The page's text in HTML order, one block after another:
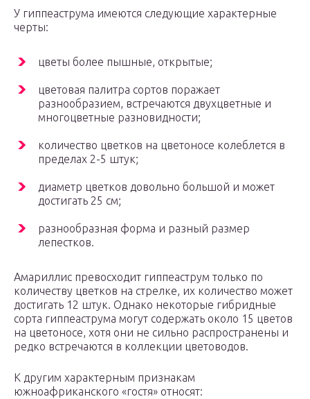
У гиппеаструма имеются следующие характерные
черты:
цветы более пышные, открытые;
цветовая палитра сортов поражает
разнообразием, встречаются двухцветные и
многоцветные разновидности;
количество цветков на цветоносе колеблется в
пределах 2-5 штук;
диаметр цветков довольно большой и может
достигать 25 см;
разнообразная форма и разный размер
лепестков.
Амариллис превосходит гиппеаструм только по
количеству цветков на стрелке, их количество может
достигать 12 штук. Однако некоторые гибридные
сорта гиппеаструма могут содержать около 15 цветов
на цветоносе, хотя они не сильно распространены и
редко встречаются в коллекции цветоводов.
К другим характерным признакам
южноафриканского «гостя» относят: